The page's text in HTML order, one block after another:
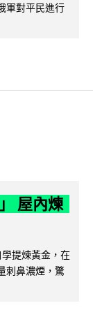
軍對平民進行
屋內煉
提煉黃金，在
刺鼻濃煙，驚